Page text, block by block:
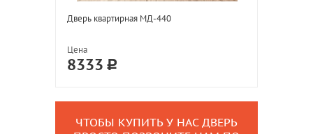
Дверь квартирная МД-440
Цена
8333
ЧТОБЫ КУПИТЬ У НАС ДВЕРЬ